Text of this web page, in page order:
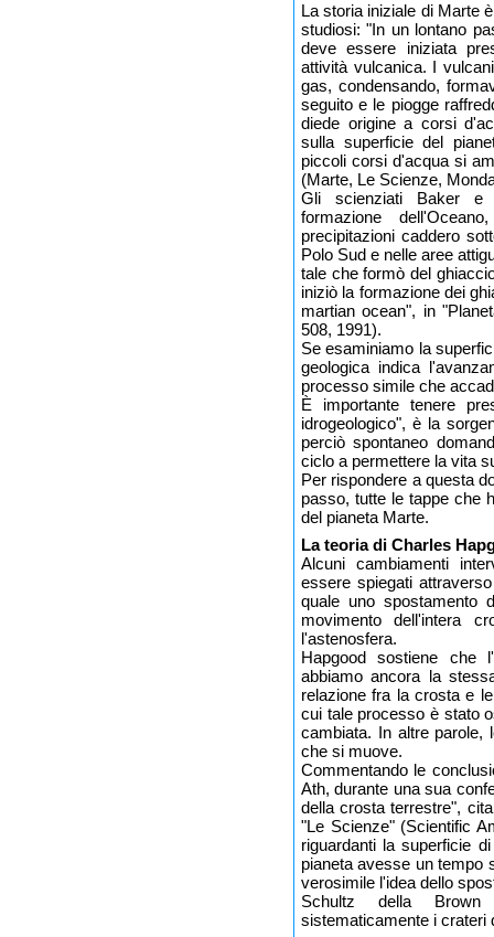
La storia iniziale di Marte
studiosi: "In un lontano
deve essere iniziata
attività vulcanica. I
gas, condensando,
seguito e le piogge
diede origine a corsi
sulla superficie del
piccoli corsi d'acqua si
(Marte, Le Scienze,
Gli scienziati Baker e
formazione
precipitazioni caddero
Polo Sud e nelle aree
tale che formò del
iniziò la formazione dei
martian ocean", in
508, 1991).
Se esaminiamo la
geologica indica
processo simile che
È importante tenere
idrogeologico", è la
perciò spontaneo
ciclo a permettere la vita
Per rispondere a questa
passo, tutte le tappe che
del pianeta Marte.
La teoria di Charles
Alcuni cambiamenti
essere spiegati
quale uno spostamento
movimento dell'intera
l'astenosfera.
Hapgood sostiene che
abbiamo ancora la
relazione fra la crosta e
cui tale processo è stato
cambiata. In altre parole,
che si muove.
Commentando le
Ath, durante una sua
della crosta terrestre",
"Le Scienze" (Scientific
riguardanti la superficie
pianeta avesse un tempo
verosimile l'idea dello
Schultz della Brown
sistematicamente i crateri